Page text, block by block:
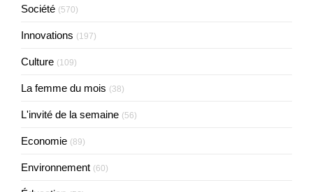
Société (570)
Innovations (197)
Culture (109)
La femme du mois (38)
L'invité de la semaine (56)
Economie (89)
Environnement (60)